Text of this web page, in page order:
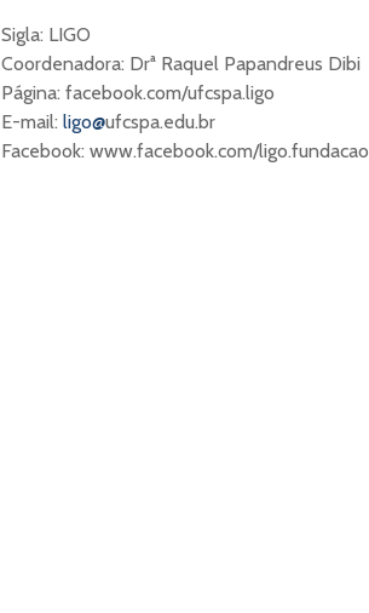
Sigla: LIGO
Coordenadora: Drª Raquel Papandreus Dibi
Página: facebook.com/ufcspa.ligo
E-mail: ligo@ufcspa.edu.br
Facebook: www.facebook.com/ligo.fundacao